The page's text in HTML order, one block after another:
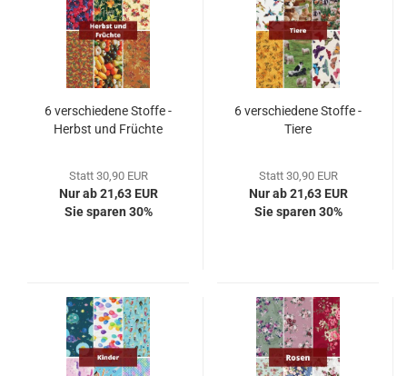
6 verschiedene Stoffe -
Herbst und Früchte
Statt 30,90 EUR
Nur ab 21,63 EUR
Sie sparen 30%
6 verschiedene Stoffe -
Tiere
Statt 30,90 EUR
Nur ab 21,63 EUR
Sie sparen 30%